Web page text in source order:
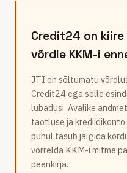
Credit24 on
võrdle KKM-i
JTI on sõltumatu
Credit24 ega selle
lubadusi. Avalike
taotluse ja
puhul tasub jälgida
võrrelda KKM-i mitme
peenkirja.